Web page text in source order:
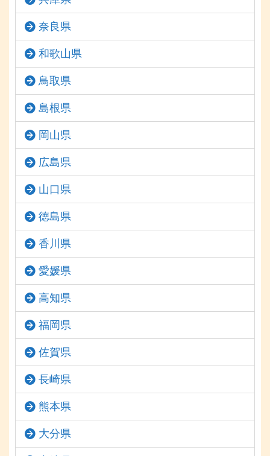
奈良県
和歌山県
鳥取県
島根県
岡山県
広島県
山口県
徳島県
香川県
愛媛県
高知県
福岡県
佐賀県
長崎県
熊本県
大分県